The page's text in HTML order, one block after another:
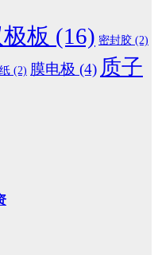
板 (16) 密封胶 (2)
(2) 膜电极 (4) 质子